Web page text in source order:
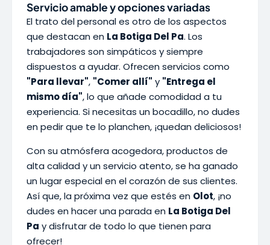
Servicio amable y opciones variadas
El trato del personal es otro de los aspectos
que destacan en La Botiga Del Pa. Los
trabajadores son simpáticos y siempre
dispuestos a ayudar. Ofrecen servicios como
"Para llevar", "Comer allí" y "Entrega el
mismo día", lo que añade comodidad a tu
experiencia. Si necesitas un bocadillo, no dudes
en pedir que te lo planchen, ¡quedan deliciosos!
Con su atmósfera acogedora, productos de
alta calidad y un servicio atento, se ha ganado
un lugar especial en el corazón de sus clientes.
Así que, la próxima vez que estés en Olot, ¡no
dudes en hacer una parada en La Botiga Del
Pa y disfrutar de todo lo que tienen para
ofrecer!